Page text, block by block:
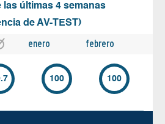
últimas 4 semanas
de AV-TEST)
enero febrero
100 100